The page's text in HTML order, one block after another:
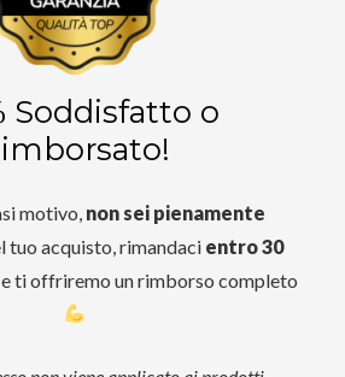
Soddisfatto o
motivo, non sei pienamente
tuo acquisto, rimandaci entro 30
ti offriremo un rimborso completo